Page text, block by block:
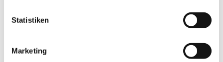
Statistiken
Marketing